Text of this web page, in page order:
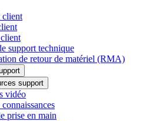
client
support technique
de retour de matériel (RMA)
support
vidéo
prise en main